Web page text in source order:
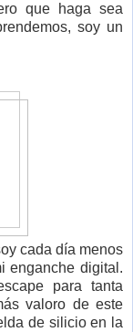
que haga sea
soy un
cada día menos
enganche digital.
para tanta
valoro de este
de silicio en la